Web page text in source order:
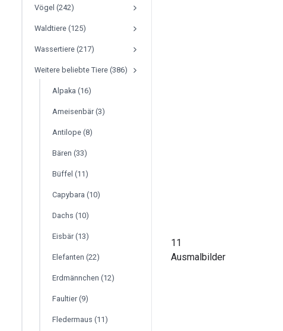
Vögel (242)
Waldtiere (125)
Wassertiere (217)
Weitere beliebte Tiere (386)
Alpaka (16)
Ameisenbär (3)
Antilope (8)
Bären (33)
Büffel (11)
Capybara (10)
Dachs (10)
Eisbär (13)
Elefanten (22)
Erdmännchen (12)
Faultier (9)
Fledermaus (11)
11
Ausmalbilder